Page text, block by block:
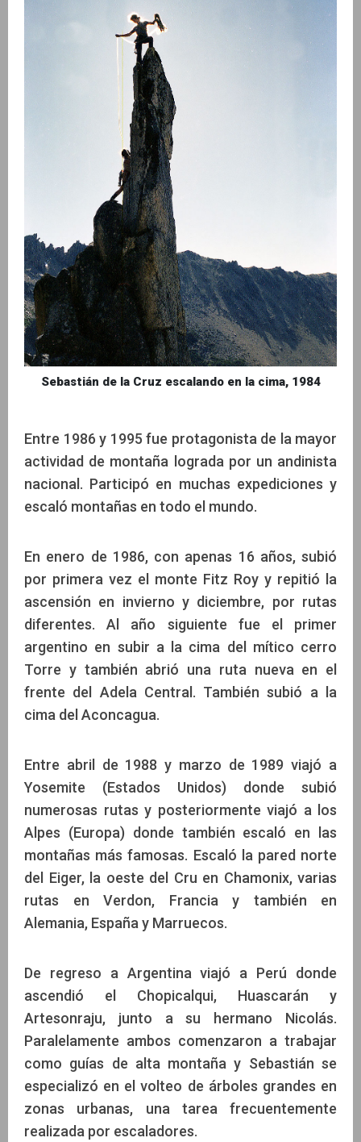
Sebastián de la Cruz escalando en la cima, 1984
Entre 1986 y 1995 fue protagonista de la mayor
actividad de montaña lograda por un andinista
nacional. Participó en muchas expediciones y
escaló montañas en todo el mundo.
En enero de 1986, con apenas 16 años, subió
por primera vez el monte Fitz Roy y repitió la
ascensión en invierno y diciembre, por rutas
diferentes. Al año siguiente fue el primer
argentino en subir a la cima del mítico cerro
Torre y también abrió una ruta nueva en el
frente del Adela Central. También subió a la
cima del Aconcagua.
Entre abril de 1988 y marzo de 1989 viajó a
Yosemite (Estados Unidos) donde subió
numerosas rutas y posteriormente viajó a los
Alpes (Europa) donde también escaló en las
montañas más famosas. Escaló la pared norte
del Eiger, la oeste del Cru en Chamonix, varias
rutas en Verdon, Francia y también en
Alemania, España y Marruecos.
De regreso a Argentina viajó a Perú donde
ascendió el Chopicalqui, Huascarán y
Artesonraju, junto a su hermano Nicolás.
Paralelamente ambos comenzaron a trabajar
como guías de alta montaña y Sebastián se
especializó en el volteo de árboles grandes en
zonas urbanas, una tarea frecuentemente
realizada por escaladores.